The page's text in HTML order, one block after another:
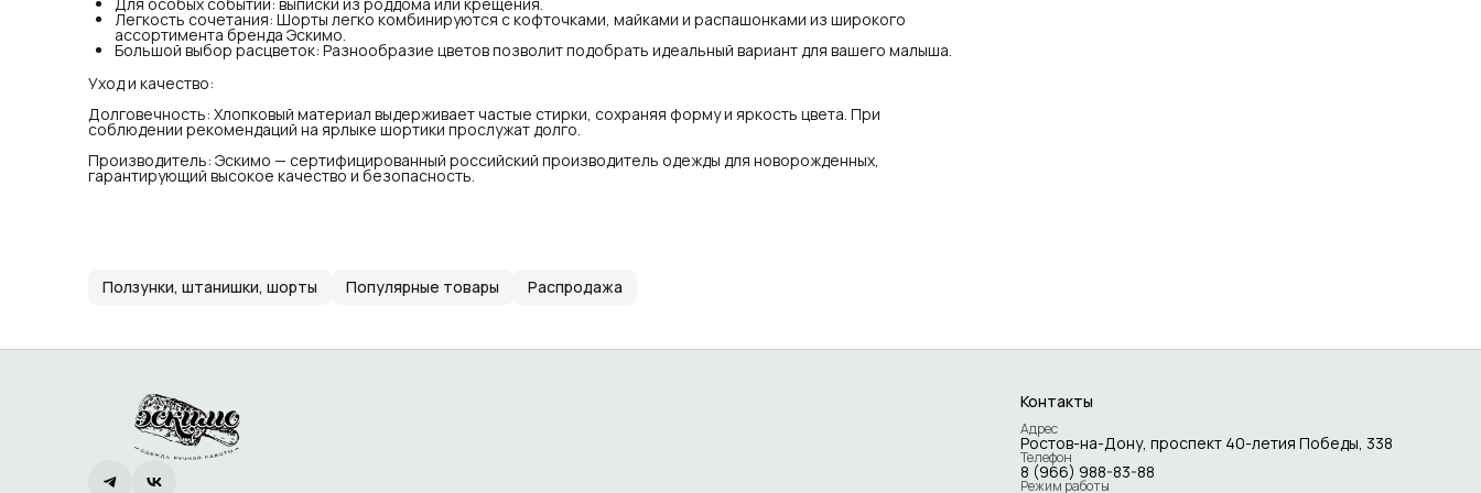
Легкость сочетания: Шорты легко комбинируются с кофточками, майками и распашонками из широкого
ассортимента бренда Эскимо.
Большой выбор расцветок: Разнообразие цветов позволит подобрать идеальный вариант для вашего малыша.
Уход и качество:
Долговечность: Хлопковый материал выдерживает частые стирки, сохраняя форму и яркость цвета. При
соблюдении рекомендаций на ярлыке шортики прослужат долго.
Производитель: Эскимо — сертифицированный российский производитель одежды для новорожденных,
гарантирующий высокое качество и безопасность.
Ползунки, штанишки, шорты Популярные товары Распродажа
Контакты
Адрес
Ростов-на-Дону, проспект 40-летия Победы, 338
Телефон
8 (966) 988-83-88
Режим работы